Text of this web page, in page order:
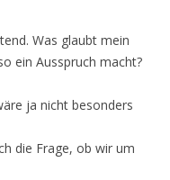
Was glaubt mein
ein Ausspruch macht?
ja nicht besonders
die Frage, ob wir um